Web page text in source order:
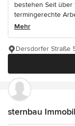
bestehen Seit
termingerechte
Mehr
Dersdorfer Straße
sternbau